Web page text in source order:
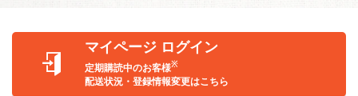
マイページ ログイン
定期購読中のお客様※
配送状況・登録情報変更はこちら